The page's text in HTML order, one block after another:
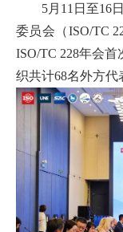
5月11日至16日
委员会（ISO/TC
ISO/TC 228年会
织共计68名外方代